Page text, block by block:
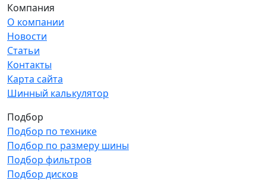
Компания
О компании
Новости
Статьи
Контакты
Карта сайта
Шинный калькулятор
Подбор
Подбор по технике
Подбор по размеру шины
Подбор фильтров
Подбор дисков